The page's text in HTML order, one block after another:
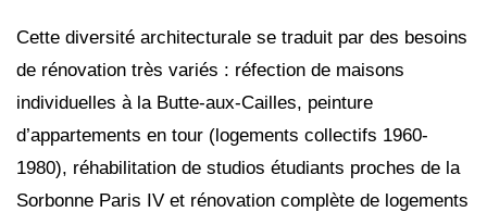
Cette diversité architecturale se traduit par des besoins
de rénovation très variés : réfection de maisons
individuelles à la Butte-aux-Cailles, peinture
d’appartements en tour (logements collectifs 1960-
1980), réhabilitation de studios étudiants proches de la
Sorbonne Paris IV et rénovation complète de logements